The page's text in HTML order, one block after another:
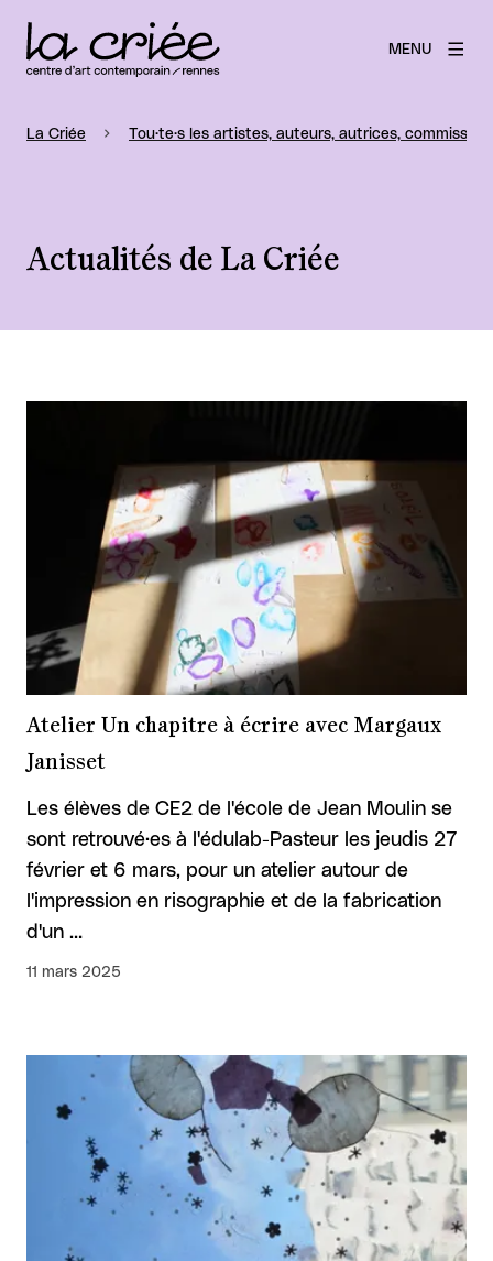
MENU
La Criée Tou·te·s les artistes, auteurs, autrices,
Actualités de La Criée
Atelier Un chapitre à écrire avec Margaux
Janisset
Les élèves de CE2 de l'école de Jean Moulin se
sont retrouvé·es à l'édulab-Pasteur les jeudis 27
février et 6 mars, pour un atelier autour de
l'impression en risographie et de la fabrication
d'un …
11 mars 2025